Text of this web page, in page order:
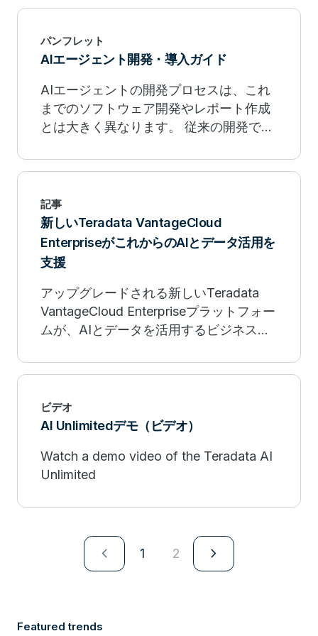
パンフレット
AIエージェント開発・導入ガイド
AIエージェントの開発プロセスは、これ
までのソフトウェア開発やレポート作成
とは大きく異なります。 従来の開発では
ス設計、実装、テスト、リリースといっ
踏むのが一般的でした。一方で、AIエー
ジェント開発では、対話インターフェー
スを通じた「目標達成プロセスの自動
化」が主眼となります。 本資料では、AI
エージェントとは何か、AIエージェント
はどのような開発ステップとなるのか、
その基本をご紹介します。
記事
新しいTeradata VantageCloud
EnterpriseがこれからのAIとデータ活用を
支援
アップグレードされる新しいTeradata
VantageCloud Enterpriseプラットフォー
ムが、AIとデータを活用するビジネスイ
ビデオ
AI Unlimitedデモ（ビデオ）
Watch a demo video of the Teradata AI
Unlimited
navigate_next 1 2 navigate_next
Featured trends